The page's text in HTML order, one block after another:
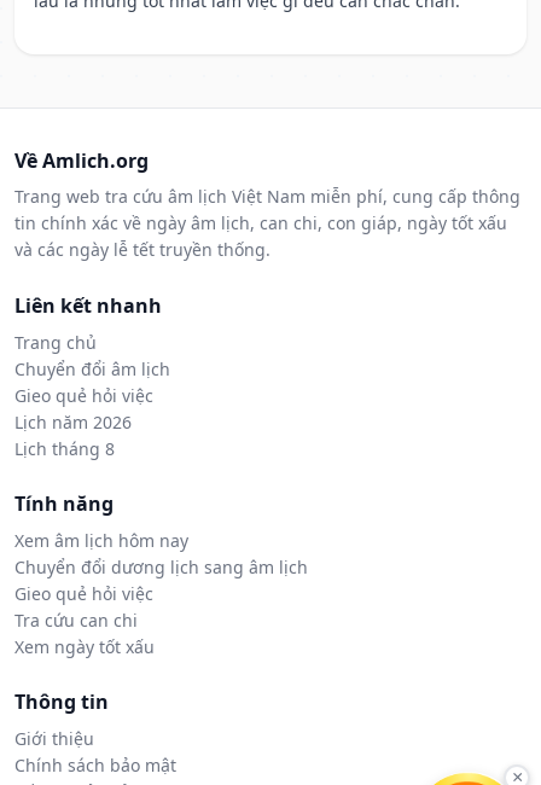
Về Amlich.org
Trang web tra cứu âm lịch Việt Nam miễn phí, cung cấp thông
tin chính xác về ngày âm lịch, can chi, con giáp, ngày tốt xấu
và các ngày lễ tết truyền thống.
Liên kết nhanh
Trang chủ
Chuyển đổi âm lịch
Gieo quẻ hỏi việc
Lịch năm 2026
Lịch tháng 8
Tính năng
Xem âm lịch hôm nay
Chuyển đổi dương lịch sang âm lịch
Gieo quẻ hỏi việc
Tra cứu can chi
Xem ngày tốt xấu
Thông tin
Giới thiệu
Chính sách bảo mật
×